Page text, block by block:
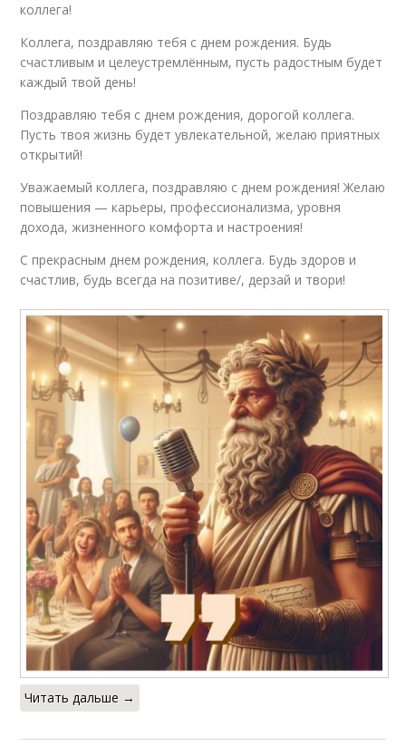
поздравления
поздравление
Лаконичное
поздравление
Стиль для
лаконичного
поздравления
Слова для
лаконичного
Пожелания в
лаконичном
Оригинальные
поздравления
Чувства в коротких
поздравлениях
Формулировка для
короткого
поздравления
Трогательное
поздравление
коллега!
Коллега, поздравляю тебя с днем рождения. Будь
счастливым и целеустремлённым, пусть радостным будет
каждый твой день!
Поздравляю тебя с днем рождения, дорогой коллега.
Пусть твоя жизнь будет увлекательной, желаю приятных
открытий!
Уважаемый коллега, поздравляю с днем рождения! Желаю
повышения — карьеры, профессионализма, уровня
дохода, жизненного комфорта и настроения!
С прекрасным днем рождения, коллега. Будь здоров и
счастлив, будь всегда на позитиве/, дерзай и твори!
Читать дальше →